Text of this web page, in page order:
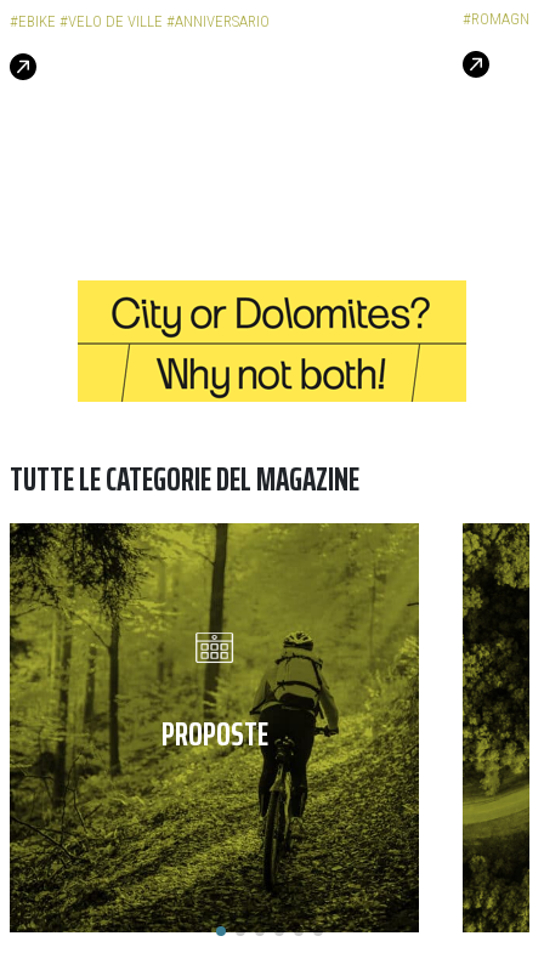
#EBIKE #VELO DE VILLE #ANNIVERSARIO #ROMAGNA
TUTTE LE CATEGORIE DEL MAGAZINE
PROPOSTE